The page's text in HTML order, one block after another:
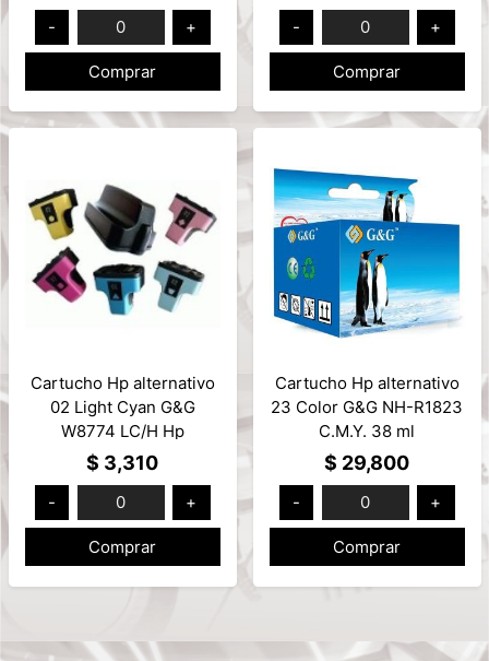
-
0 +
Comprar
- 0 +
Comprar
Cartucho Hp alternativo
02 Light Cyan G&G
W8774 LC/H Hp
Photosmart 11ml
$ 3,310
- 0 +
Comprar
Cartucho Hp alternativo
23 Color G&G NH-R1823
C.M.Y. 38 ml
$ 29,800
- 0 +
Comprar